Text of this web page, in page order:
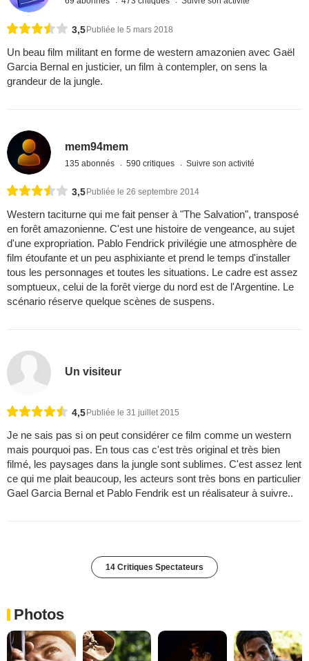
3,5 Publiée le 5 mars 2018
Un beau film militant en forme de western amazonien avec Gaël
Garcia Bernal en justicier, un film à contempler, on sens la
grandeur de la jungle.
mem94mem
135 abonnés 590 critiques Suivre son activité
3,5 Publiée le 26 septembre 2014
Western taciturne qui me fait penser à "The Salvation", transposé
en forêt amazonienne. C'est une histoire de vengeance, au sujet
d'une expropriation. Pablo Fendrick privilégie une atmosphère de
film étoufante et un peu asphixiante et prend le temps d'installer
tous les personnages et toutes les situations. Le cadre est assez
somptueux, celui de la forêt vierge du nord est de l'Argentine. Le
scénario réserve quelque scènes de suspens.
Un visiteur
4,5Publiée le 31 juillet 2015
Je ne sais pas si on peut considérer ce film comme un western
mais pourquoi pas. En tous cas c'est très original et très bien
filmé, les paysages dans la jungle sont sublimes. C'est assez lent
ce qui me plait beaucoup, les acteurs sont très bons en particulier
Gael Garcia Bernal et Pablo Fendrik est un réalisateur à suivre..
14 Critiques Spectateurs
Photos